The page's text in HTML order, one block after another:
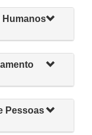
Humanos
Pessoas